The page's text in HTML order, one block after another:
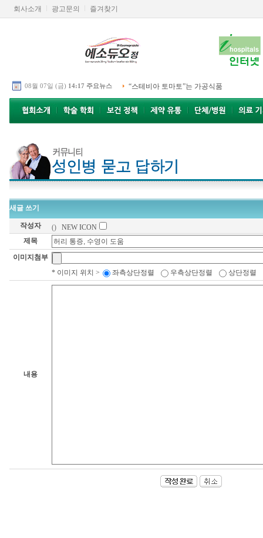
회사소개 광고문의 즐겨찾기
08월 07일 (금) 14:17 주요뉴스 “스테비아 토마토”는 가공식품
새글 쓰기
작성자 ()NEW ICON
제목
이미지첨부
* 이미지 위치 >
좌측상단정렬 우측상단정렬 상단정렬
내용